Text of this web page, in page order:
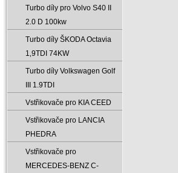
Turbo díly pro Volvo S40 II
2.0 D 100kw
Turbo díly ŠKODA Octavia
1‚9TDI 74KW
Turbo díly Volkswagen Golf
III 1.9TDI
Vstřikovače pro KIA CEED
Vstřikovače pro LANCIA
PHEDRA
Vstřikovače pro
MERCEDES-BENZ C-